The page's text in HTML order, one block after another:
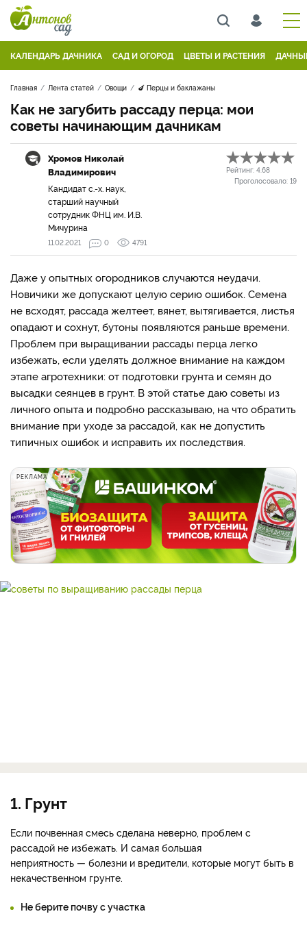
КАЛЕНДАРЬ ДАЧНИКА САД И ОГОРОД ЦВЕТЫ И РАСТЕНИЯ
Главная Лента статей Овощи 🍆 Перцы и баклажаны
Как не загубить рассаду перца: мои
советы начинающим дачникам
Хромов Николай
Владимирович
Кандидат с.-х. наук,
старший научный
сотрудник ФНЦ им. И.В.
Мичурина
Рейтинг: 4.68
Проголосовало: 19
11.02.2021 0 4791
Даже у опытных огородников случаются неудачи.
Новичики же допускают целую серию ошибок. Семена
не всходят, рассада желтеет, вянет, вытягивается, листья
опадают и сохнут, бутоны появляются раньше времени.
Проблем при выращивании рассады перца легко
избежать, если уделять должное внимание на каждом
этапе агротехники: от подготовки грунта и семян до
высадки сеянцев в грунт. В этой статье даю советы из
личного опыта и подробно рассказываю, на что обратить
внимание при уходе за рассадой, как не допустить
типичных ошибок и исправить их последствия.
РЕКЛАМА
1. Грунт
Если почвенная смесь сделана неверно, проблем с
рассадой не избежать. И самая большая
неприятность — болезни и вредители, которые могут быть в
некачественном грунте.
Не берите почву с участка